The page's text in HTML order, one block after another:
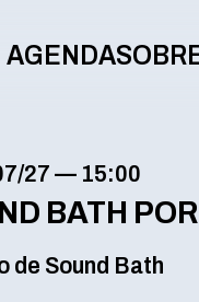
AGENDA
27 — 15:00
BATH
de Sound Bath